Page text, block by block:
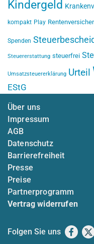
Kindergeld
kompakt Play
Spenden
Steuererstattung steuerfrei
Umsatzsteuererklärung Urteil
EStG
Über uns
Impressum
AGB
Datenschutz
Barrierefreiheit
Presse
Preise
Partnerprogramm
Vertrag widerrufen
Folgen Sie uns